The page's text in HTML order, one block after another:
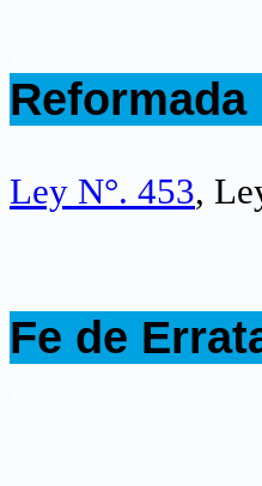
Reformada
Ley N°. 453,
Fe de